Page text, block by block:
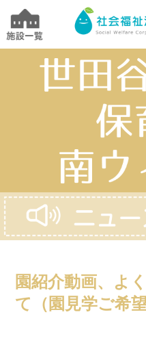
園紹介動画、よ
て（園見学ご希